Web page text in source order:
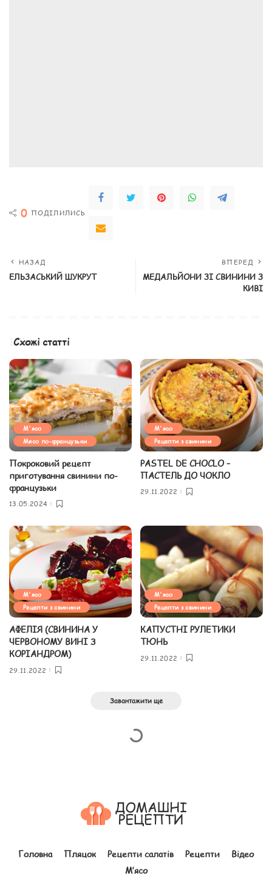
0 ПОДІЛИЛИСЬ
НАЗАД
ЕЛЬЗАСЬКИЙ ШУКРУТ
ВПЕРЕД
МЕДАЛЬЙОНИ ЗІ СВИНИНИ З
КИВІ
Схожі статті
М'ясо
Мясо по-французьки
Покроковий рецепт
приготування свинини по-
французьки
13.05.2024
М'ясо
Рецепти з свинини
PASTEL DE CHOCLO –
ПАСТЕЛЬ ДО ЧОКЛО
29.11.2022
М'ясо
Рецепти з свинини
АФЕЛІЯ (СВИНИНА У
ЧЕРВОНОМУ ВИНІ З
КОРІАНДРОМ)
29.11.2022
М'ясо
Рецепти з свинини
КАПУСТНІ РУЛЕТИКИ
ТЮНЬ
29.11.2022
Завантажити ще
Головна Пляцок Рецепти салатів Рецепти
Відео
М’ясо